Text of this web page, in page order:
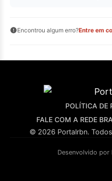
Encontrou algum erro?Entre em
POLÍTICA DE
FALE COM A REDE
© 2026 Portalrbn.
Desenvolvido por